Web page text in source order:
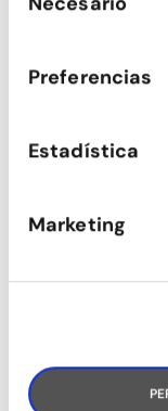
Preferencias
Estadística
Marketing